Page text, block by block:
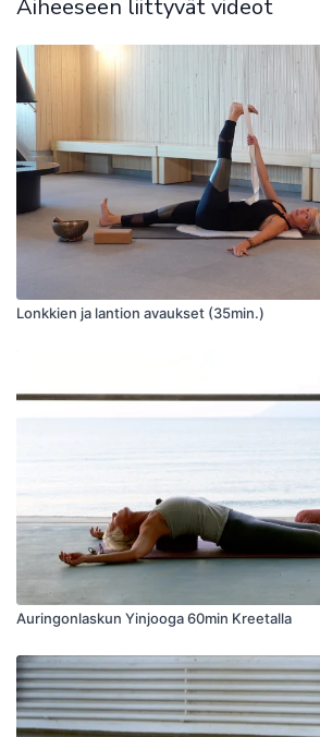
Aiheeseen liittyvät videot
Lonkkien ja lantion avaukset (35min.)
Auringonlaskun Yinjooga 60min Kreetalla